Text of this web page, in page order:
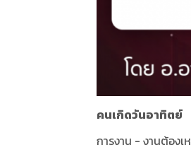
คนเกิดวันอาทิตย์
การงาน - งานต้อง